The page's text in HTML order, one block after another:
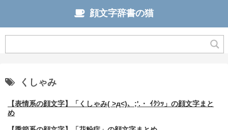
顔文字辞書の猫
くしゃみ
【表情系の顔文字】「くしゃみ( >д<)、;'.・ ｲｸｼｯ」の顔文字まと
め